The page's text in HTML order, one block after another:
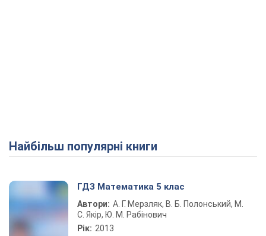
Найбільш популярні книги
ГДЗ Математика 5 клас
Автори: А. Г. Мерзляк, В. Б. Полонський, М.
С. Якір, Ю. М. Рабінович
Рік: 2013